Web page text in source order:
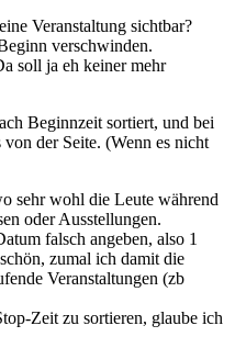
Veranstaltung sichtbar?
verschwinden.
soll ja eh keiner mehr
Beginnzeit sortiert, und bei
der Seite. (Wenn es nicht
sehr wohl die Leute während
oder Ausstellungen.
falsch angeben, also 1
zumal ich damit die
Veranstaltungen (zb
Zeit zu sortieren, glaube ich